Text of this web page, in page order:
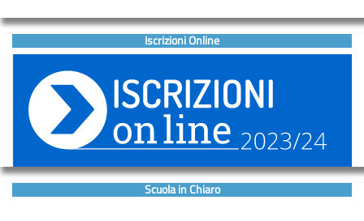
Iscrizioni Online
Scuola in Chiaro